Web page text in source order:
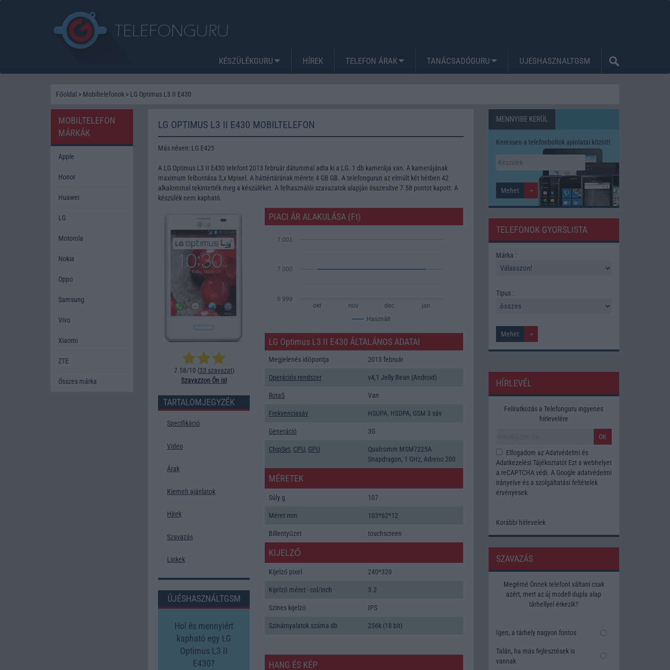
KÉSZÜLÉKGURU HÍREK TELEFON ÁRAK TANÁCSADÓGURU UJESHASZNALTGSM
Főoldal > Mobiltelefonok > LG Optimus L3 II E430
LG OPTIMUS L3 II E430 MOBILTELEFON
Más néven: LG E425
A LG Optimus L3 II E430 telefont 2013 február dátummal adta ki a LG. 1 db kamerája van. A kamerájának
maximum felbontása 3,x Mpixel. A háttértárának mérete 4 GB GB. A telefongurun az elmúlt két hétben 42
alkalommal tekintették meg a készüléket. A felhasználói szavazatok alapján összesítve 7.58 pontot kapott. A
készülék nem kapható.
7.58/10 (33 szavazat)
Szavazzon Ön is!
TARTALOMJEGYZÉK
Specifikáció
Video
Árak
Kiemelt ajánlatok
Hírek
Szavazás
Linkek
ÚJÉSHASZNÁLTGSM
Hol és mennyiért
kapható egy LG
Optimus L3 II
E430?
PIACI ÁR ALAKULÁSA (Ft)
Használt
okt nov dec jan
6 999
7 000
7 001
LG Optimus L3 II E430 ÁLTALÁNOS ADATAI
Megjelenés időpontja 2013 február
Operációs rendszer v4,1 Jelly Bean (Android)
RotaS Van
Frekvenciasáv HSUPA, HSDPA, GSM 3 sáv
Generáció 3G
ChipSet, CPU, GPU
Qualcomm MSM7225A
Snapdragon, 1 GHz, Adreno 200
MÉRETEK
Súly g 107
Méret mm 103*62*12
Billentyűzet touchscreen
KIJELZŐ
Kijelző pixel 240*320
Kijelző méret - col/inch 3.2
Színes kijelző IPS
Színárnyalatok száma db 256k (18 bit)
HANG ÉS KÉP
MENNYIBE KERÜL
Keressen a telefonboltok ajánlatai között!
TELEFONOK GYORSLISTA
Márka :
Tipus :
HÍRLEVÉL
Feliratkozás a Telefonguru ingyenes
hírlevelére
OK
Elfogadom az Adatvédelmi és
Adatkezelési TájékoztatótEzt a webhelyet
a reCAPTCHA védi. A Google adatvédelmi
irányelve és a szolgáltatási feltételek
érvényesek.
Korábbi hírlevelek
SZAVAZÁS
Megérné Önnek telefont váltani csak
azért, mert az új modell dupla alap
tárhellyel érkezik?
Igen, a tárhely nagyon fontos
Talán, ha más fejlesztések is
vannak
MOBILTELEFON
MÁRKÁK
Apple
Honor
Huawei
LG
Motorola
Nokia
Oppo
Samsung
Vivo
Xiaomi
ZTE
Összes márka